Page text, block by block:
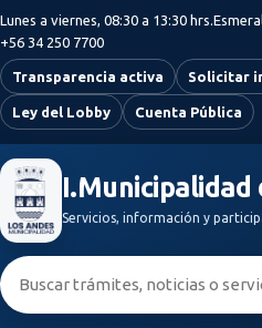
Saltar al contenido principal
Lunes a viernes, 08:30 a 13:30 hrs.
+56 34 250 7700
Transparencia activa Solicitar
Ley del Lobby Cuenta Pública
I.Municipalidad
Servicios, información y
Buscar: